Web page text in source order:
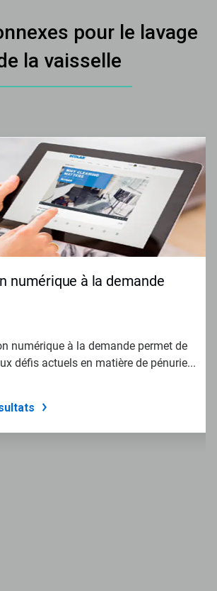
pour le lavage
la vaisselle
numérique à la demande
numérique à la demande permet de
défis actuels en matière de pénurie...